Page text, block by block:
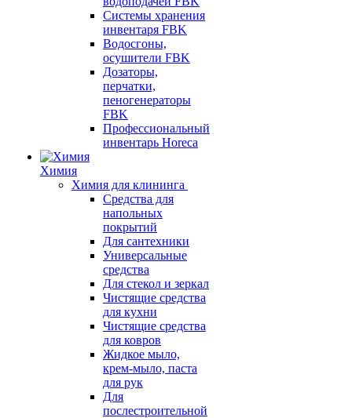
Системы хранения
инвентаря FBK
Водосгоны,
осушители FBK
Дозаторы,
перчатки,
пеногенераторы
FBK
Профессиональный
инвентарь Horeca
Химия
Химия для клининга
Средства для
напольных
покрытий
Для сантехники
Универсальные
средства
Для стекол и зеркал
Чистящие средства
для кухни
Чистящие средства
для ковров
Жидкое мыло,
крем-мыло, паста
для рук
Для
послестроительной